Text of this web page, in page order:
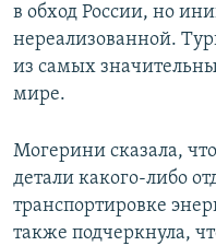
в обход России, но
нереализованной.
из самых
мире.
Могерини сказала,
детали какого-либо
транспортировке
также подчеркнула,